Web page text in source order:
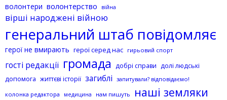
волонтери волонтерство війна
вірші народжені війною
генеральний штаб повідомляє
герої не вмирають герої серед нас гирьовий спорт
гості редакції громада добрі справи долі людські
допомога життєві історії загиблі запитували? відповідаємо!
колонка редактора
медицина нам пишуть наші земляки